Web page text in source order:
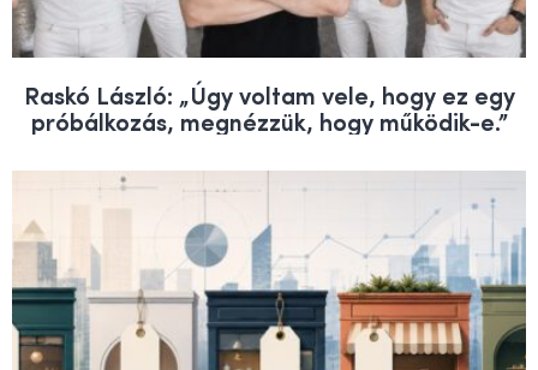
Raskó László: „Úgy voltam vele, hogy ez egy
próbálkozás, megnézzük, hogy működik-e.”